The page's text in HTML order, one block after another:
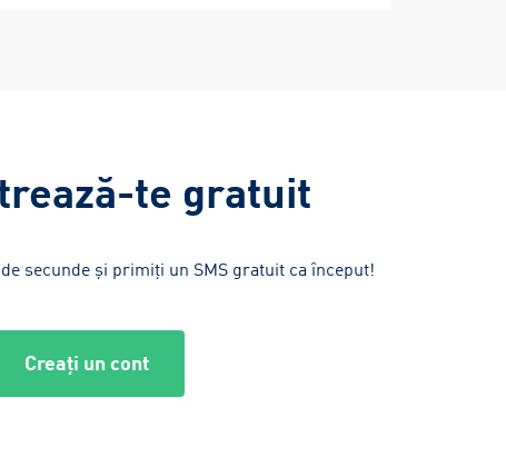
te gratuit
secunde și primiți un SMS gratuit ca început!
Creați un cont